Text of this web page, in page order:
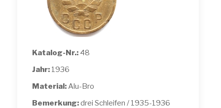
Katalog-Nr.: 48
Jahr: 1936
Material:Alu-Bro
Bemerkung:drei Schleifen / 1935-1936